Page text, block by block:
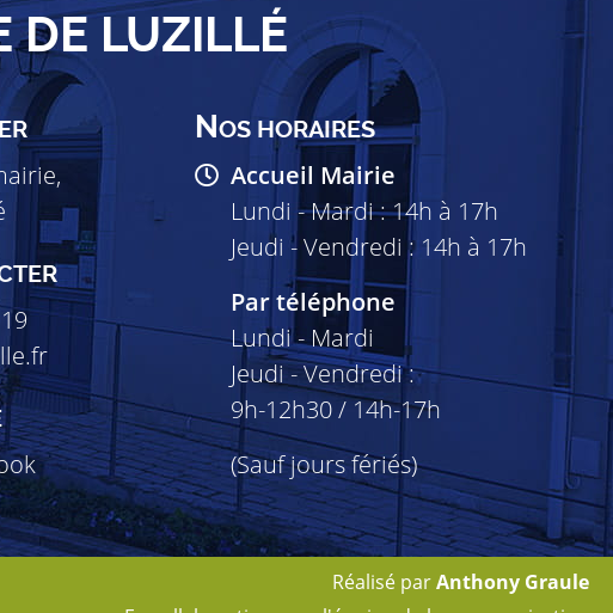
DE LUZILLÉ
NOS HORAIRES
Accueil Mairie
Lundi - Mardi : 14h à 17h
Jeudi - Vendredi : 14h à 17h
Par téléphone
Lundi - Mardi
Jeudi - Vendredi :
9h-12h30 / 14h-17h
(Sauf jours fériés)
Réalisé parAnthony Graule